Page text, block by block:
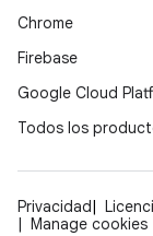
Chrome
Firebase
Google Cloud
Todos los
Privacidad
Manage cookies